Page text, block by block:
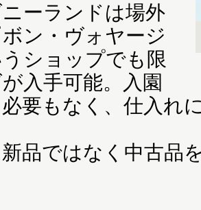
ニーランドは場外
ン・ヴォヤージ
ショップでも限
入手可能。入園
要もなく、仕入れ
品ではなく中古品